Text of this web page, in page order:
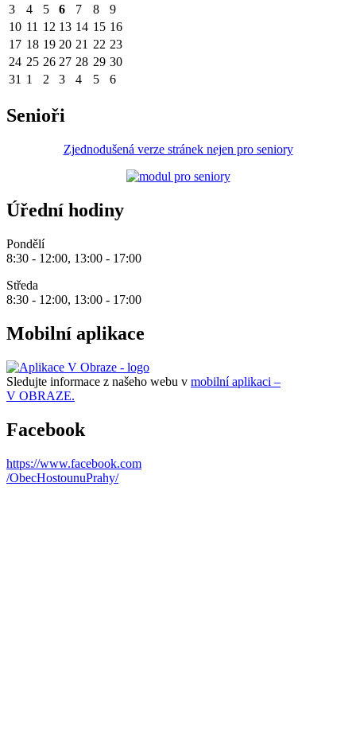
3
4 5 6 7 8
9
10 11 12 13 14 15 16
17 18 19 20 21 22 23
24 25 26 27 28 29 30
31 1 2 3 4 5 6
Senioři
Zjednodušená verze stránek nejen pro seniory
Úřední hodiny
Pondělí
8:30 - 12:00, 13:00 - 17:00
Středa
8:30 - 12:00, 13:00 - 17:00
Mobilní aplikace
Sledujte informace z našeho webu v mobilní aplikaci –
V OBRAZE.
Facebook
https://www.facebook.com
/ObecHostounuPrahy/